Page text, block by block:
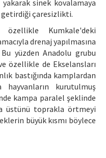
sinek kovalamaya
getirdiği çaresizlikti.
özellikle Kumkale'deki
drenaj yapılmasına
yüzden Anadolu grubu
özellikle de Ekselansları
bastığında kamplardan
kurutulmuş
kampa paralel şeklinde
üstünü toprakla örtmeyi
büyük kısmı böylece